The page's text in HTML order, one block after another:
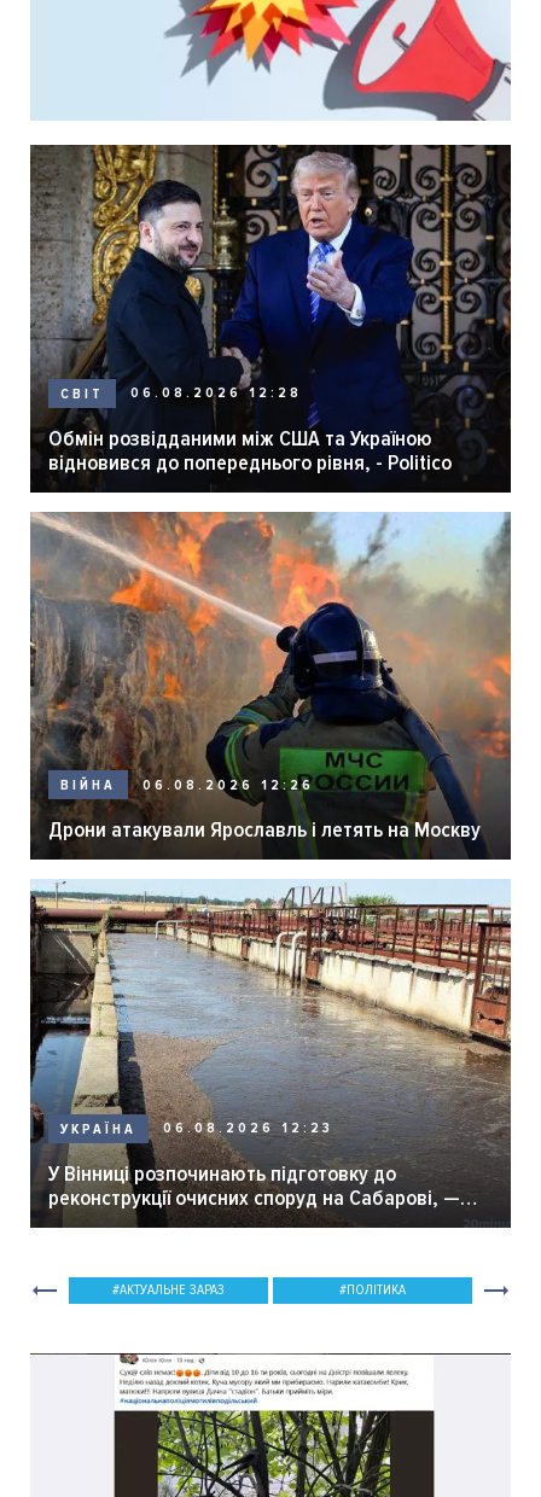
СВІТ 06.08.2026 12:28
Обмін розвідданими між США та Україною
відновився до попереднього рівня, - Politico
ВІЙНА 06.08.2026 12:26
Дрони атакували Ярославль і летять на Москву
УКРАЇНА 06.08.2026 12:23
У Вінниці розпочинають підготовку до
реконструкції очисних споруд на Сабарові, —
мер Вінниці.
АКТУАЛЬНЕ ЗАРАЗ ПОЛІТИКА